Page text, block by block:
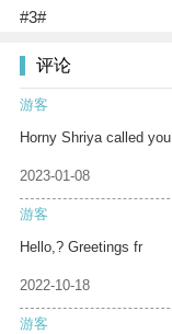
#3#
评论
游客
Horny Shriya called you
2023-01-08
游客
Hello,? Greetings fr
2022-10-18
游客